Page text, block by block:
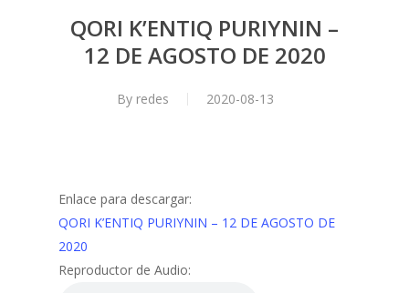
QORI K’ENTIQ PURIYNIN –
12 DE AGOSTO DE 2020
By redes 2020-08-13
Enlace para descargar:
QORI K’ENTIQ PURIYNIN – 12 DE AGOSTO DE
2020
Reproductor de Audio: